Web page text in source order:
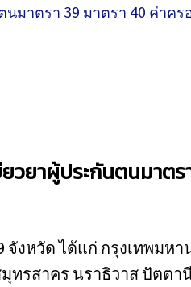
นมาตรา 39 มาตรา 40 ค่าค
ยวยาผู้ประกันตนมาต
จังหวัด ได้แก่ กรุงเทพมห
รสาคร นราธิวาส ปัตตา